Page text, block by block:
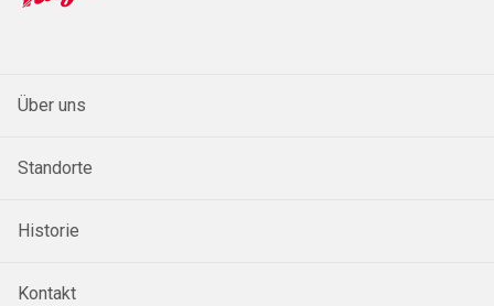
Über uns
Standorte
Historie
Kontakt